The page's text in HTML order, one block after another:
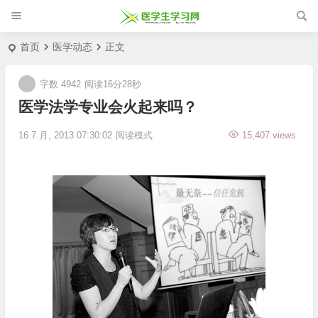
首页 医学动态 正文
医学法学专业会火起来吗？
16 7 月, 2013 07:30:02 15,407 views
字数 4942 阅读16分28秒
阅读模式